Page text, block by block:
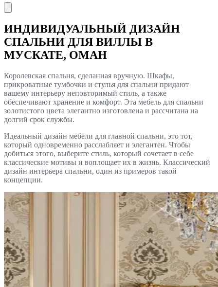
ИНДИВИДУАЛЬНЫЙ ДИЗАЙН
СПАЛЬНИ ДЛЯ ВИЛЛЫ В
МУСКАТЕ, ОМАН
Королевская спальня, сделанная вручную. Шкафы,
прикроватные тумбочки и стулья для спальни придают
вашему интерьеру неповторимый стиль, а также
обеспечивают хранение и комфорт. Эта мебель для спальни
золотистого цвета элегантно изготовлена и рассчитана на
долгий срок службы.
Идеальный дизайн мебели для главной спальни, это тот,
который одновременно расслабляет и элегантен. Чтобы
добиться этого, выберите стиль, который сочетает в себе
классические мотивы и воплощает их в жизнь. Классический
дизайн интерьера спальни, один из примеров такой
концепции.